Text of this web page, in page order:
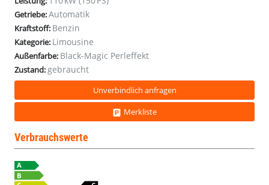
Kessy
VirtC
SHZ
Kam
Kessy
VirtC
SHZ
Kam
Kessy
VirtC
SHZ
Kam
Kessy
VirtC
SHZ
Kam
Getriebe:Automatik
Kraftstoff: Benzin
Kategorie: Limousine
Außenfarbe: Black-Magic Perleffekt
Zustand: gebraucht
Unverbindlich anfragen
Merkliste
Verbrauchswerte